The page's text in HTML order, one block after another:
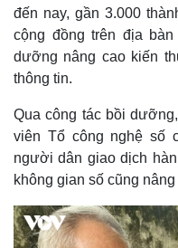
đến nay, gần 3.000
cộng đồng trên địa
dưỡng nâng cao kiến
thông tin.
Qua công tác bồi
viên Tổ công nghệ số
người dân giao dịch
không gian số cũng nâng